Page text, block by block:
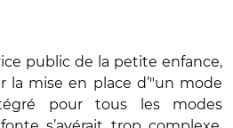
public de la petite enfance,
la mise en place d’"un mode
pour tous les modes